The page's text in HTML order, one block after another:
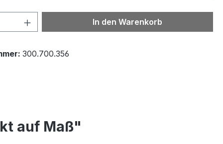
Gib den gewünschten Wert
In den Warenkorb
300.700.356
auf Maß"